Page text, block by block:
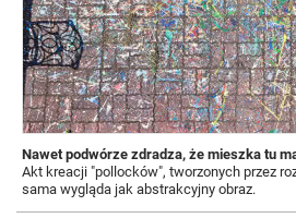
Nawet podwórze zdradza, że mieszka tu
Akt kreacji "pollocków", tworzonych przez
sama wygląda jak abstrakcyjny obraz.